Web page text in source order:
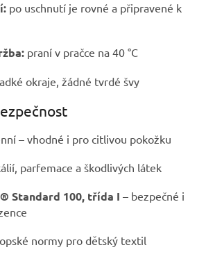
po uschnutí je rovné a připravené k
praní v pračce na 40 °C
okraje, žádné tvrdé švy
– vhodné i pro citlivou pokožku
parfemace a škodlivých látek
Standard 100, třída I – bezpečné i
normy pro dětský textil